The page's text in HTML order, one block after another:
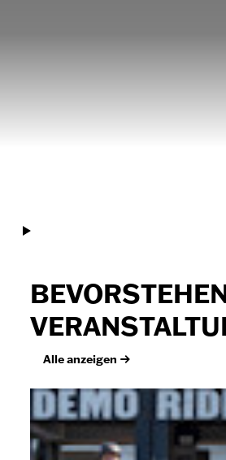
Alle anzeigen